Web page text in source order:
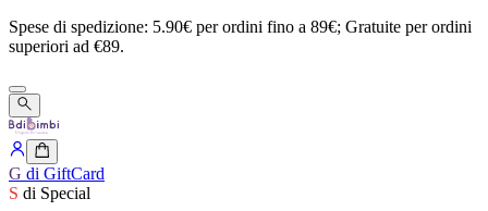
Spese di spedizione: 5.90€ perordini fino a 89€; Gratuite perordini
superiori ad €89.
G di GiftCard
S di Special